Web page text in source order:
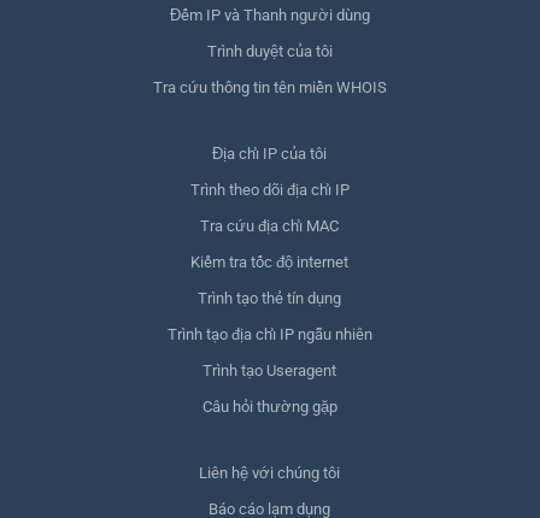
Đếm IP và Thanh người dùng
Trình duyệt của tôi
Tra cứu thông tin tên miền WHOIS
Địa chỉ IP của tôi
Trình theo dõi địa chỉ IP
Tra cứu địa chỉ MAC
Kiểm tra tốc độ internet
Trình tạo thẻ tín dụng
Trình tạo địa chỉ IP ngẫu nhiên
Trình tạo Useragent
Câu hỏi thường gặp
Liên hệ với chúng tôi
Báo cáo lạm dụng